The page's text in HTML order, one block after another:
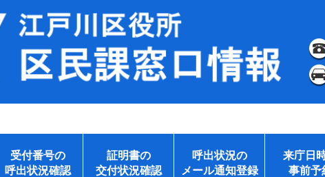
受付番号の
呼出状況確認
証明書の
交付状況確認
呼出状況の
メール通知登録
来庁日
事前予